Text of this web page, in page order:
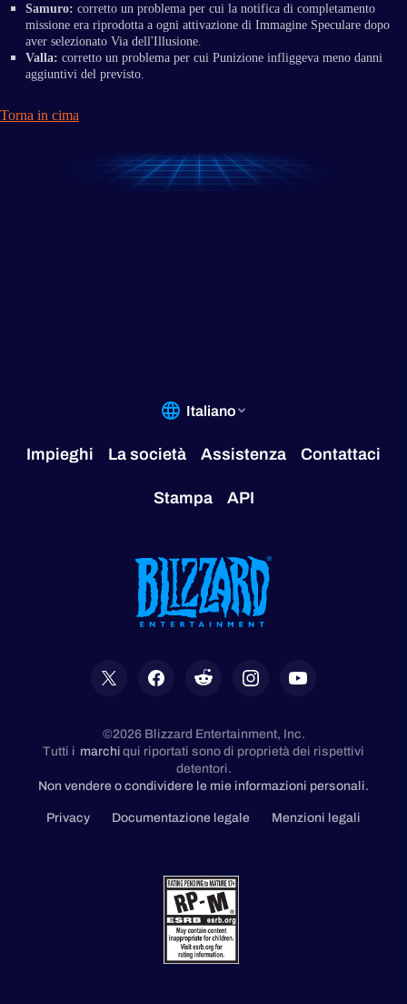
Samuro: corretto un problema per cui la notifica di completamento
missione era riprodotta a ogni attivazione di Immagine Speculare dopo
aver selezionato Via dell'Illusione.
Valla: corretto un problema per cui Punizione infliggeva meno danni
aggiuntivi del previsto.
Torna in cima